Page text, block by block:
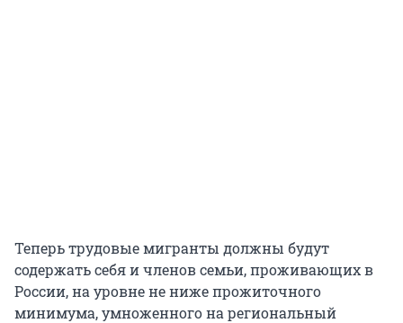
Теперь трудовые мигранты должны будут
содержать себя и членов семьи, проживающих в
России, на уровне не ниже прожиточного
минимума, умноженного на региональный